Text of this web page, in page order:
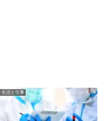
生活と仕事